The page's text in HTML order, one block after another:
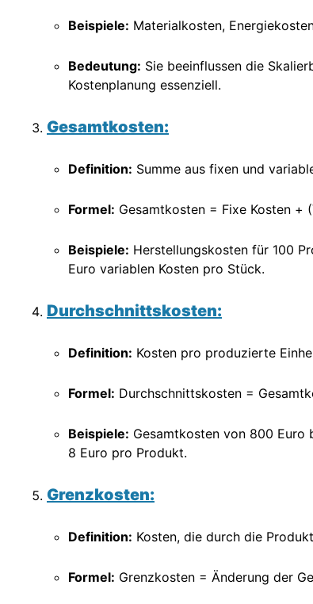
Beispiele: Materialkosten,
Bedeutung: Sie beeinflussen die
Kostenplanung essenziell.
Gesamtkosten:
Definition: Summe aus fixen und
Formel: Gesamtkosten = Fixe Kosten +
Beispiele: Herstellungskosten für 100
Euro variablen Kosten pro Stück.
Durchschnittskosten:
Definition: Kosten pro produzierte
Formel: Durchschnittskosten =
Beispiele: Gesamtkosten von 800 Euro
8 Euro pro Produkt.
Grenzkosten:
Definition: Kosten, die durch die
Formel: Grenzkosten = Änderung der